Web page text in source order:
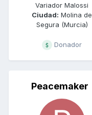
Variador Malossi
Ciudad: Molina de
Segura (Murcia)
Donador
Peacemaker